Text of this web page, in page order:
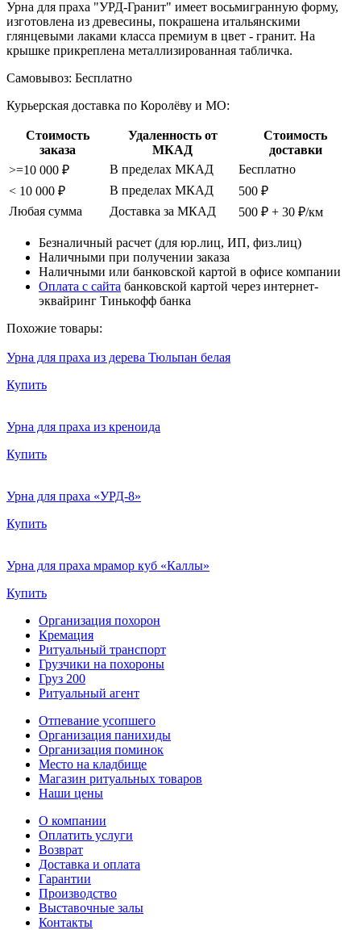
Урна для праха "УРД-Гранит" имеет восьмигранную форму,
изготовлена из древесины, покрашена итальянскими
глянцевыми лаками класса премиум в цвет - гранит. На
крышке прикреплена металлизированная табличка.
Самовывоз: Бесплатно
Курьерская доставка по Королёву и МО:
Стоимость
заказа
Удаленность от
МКАД
Стоимость
доставки
>=10 000 ₽
В пределах МКАД
Бесплатно
< 10 000 ₽
В пределах МКАД
500 ₽
Любая сумма
Доставка за МКАД 500 ₽ + 30 ₽/км
Безналичный расчет (для юр.лиц, ИП, физ.лиц)
Наличными при получении заказа
Наличными или банковской картой в офисе компании
Оплата с сайта банковской картой через интернет-
эквайринг Тинькофф банка
Похожие товары:
Урна для праха из дерева Тюльпан белая
Купить
Урна для праха из креноида
Купить
Урна для праха «УРД-8»
Купить
Урна для праха мрамор куб «Каллы»
Купить
Организация похорон
Кремация
Ритуальный транспорт
Грузчики на похороны
Груз 200
Ритуальный агент
Отпевание усопшего
Организация панихиды
Организация поминок
Место на кладбище
Магазин ритуальных товаров
Наши цены
О компании
Оплатить услуги
Возврат
Доставка и оплата
Гарантии
Производство
Выставочные залы
Контакты